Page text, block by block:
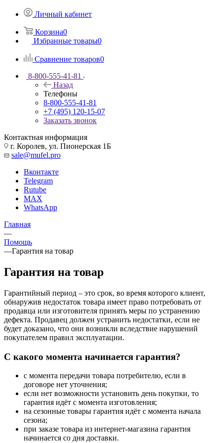
Личный кабинет
Корзина0
Избранные товары0
Сравнение товаров0
8-800-555-41-81
Назад
Телефоны
8-800-555-41-81
+7 (495) 120-15-07
Заказать звонок
Контактная информация
г. Королев, ул. Пионерская 1Б
sale@mufel.pro
Вконтакте
Telegram
Rutube
MAX
WhatsApp
Главная
—
Помощь
—Гарантия на товар
Гарантия на товар
Гарантийный период – это срок, во время которого клиент,
обнаружив недостаток товара имеет право потребовать от
продавца или изготовителя принять меры по устранению
дефекта. Продавец должен устранить недостатки, если не
будет доказано, что они возникли вследствие нарушений
покупателем правил эксплуатации.
С какого момента начинается гарантия?
с момента передачи товара потребителю, если в
договоре нет уточнения;
если нет возможности установить день покупки, то
гарантия идёт с момента изготовления;
на сезонные товары гарантия идёт с момента начала
сезона;
при заказе товара из интернет-магазина гарантия
начинается со дня доставки.